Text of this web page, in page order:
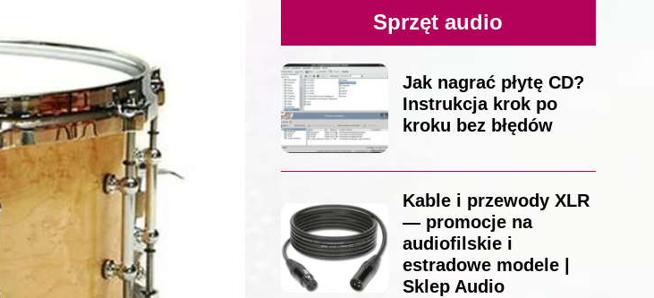
Sprzęt audio
Jak nagrać płytę CD?
Instrukcja krok po
kroku bez błędów
Kable i przewody XLR
— promocje na
audiofilskie i
estradowe modele |
Sklep Audio